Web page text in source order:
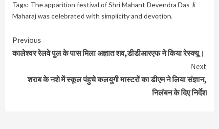
Tags: The apparition festival of Shri Mahant Devendra Das Ji
Maharaj was celebrated with simplicity and devotion.
Continue
Reading
Previous
कालेश्वर रेलवे पुल के पास मिला अज्ञात शव,डीडीआरएफ ने किया रेस्क्यू।
Next
शराब के नशे में स्कूल पंहुचे कलयुगी मास्टरों का डीएम ने लिया संज्ञान,
निलंबन के दिए निर्देश